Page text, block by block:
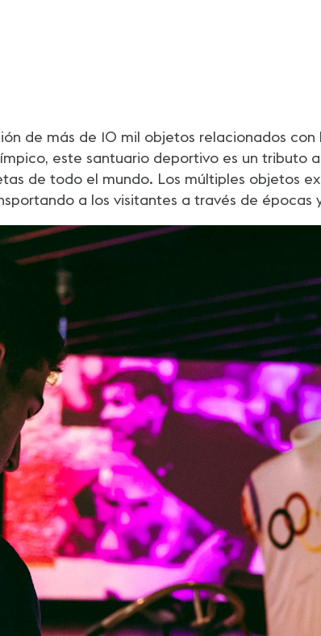
de más de 10 mil objetos relacionados con
este santuario deportivo es un tributo
de todo el mundo. Los múltiples objetos
a los visitantes a través de épocas